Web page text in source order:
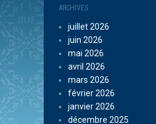
ARCHIVES
juillet 2026
juin 2026
mai 2026
avril 2026
mars 2026
février 2026
janvier 2026
décembre 2025